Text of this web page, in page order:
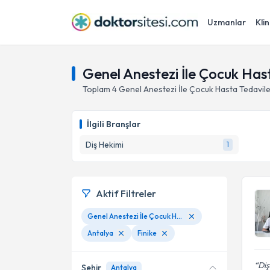
Uzmanlar
Genel Anestezi İle Çocuk
Toplam 4Genel Anestezi İle Çocuk Hasta
İlgili Branşlar
Diş Hekimi
1
Aktif Filtreler
Genel Anestezi İle Çocuk Hasta Tedavileri
Antalya
Finike
Şehir Antalya